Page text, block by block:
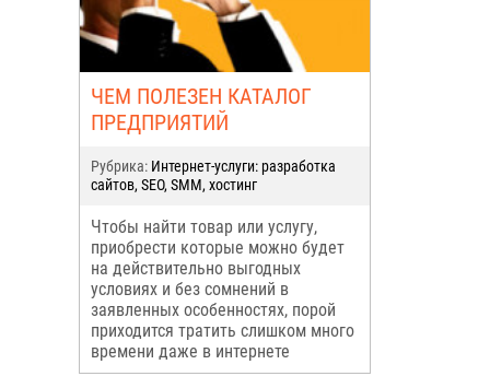
ЧЕМ ПОЛЕЗЕН КАТАЛОГ
ПРЕДПРИЯТИЙ
Рубрика: Интернет-услуги: разработка
сайтов, SEO, SMM, хостинг
Чтобы найти товар или услугу,
приобрести которые можно будет
на действительно выгодных
условиях и без сомнений в
заявленных особенностях, порой
приходится тратить слишком много
времени даже в интернете